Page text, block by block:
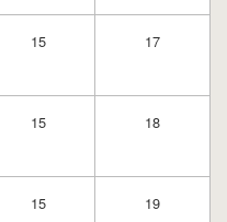
15 17
15 18
15 19